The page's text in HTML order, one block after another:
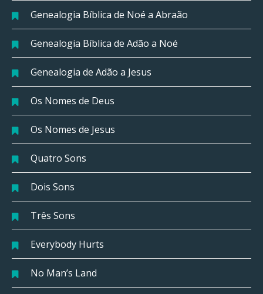
Genealogia Bíblica de Noé a Abraão
Genealogia Bíblica de Adão a Noé
Genealogia de Adão a Jesus
Os Nomes de Deus
Os Nomes de Jesus
Quatro Sons
Dois Sons
Três Sons
Everybody Hurts
No Man’s Land